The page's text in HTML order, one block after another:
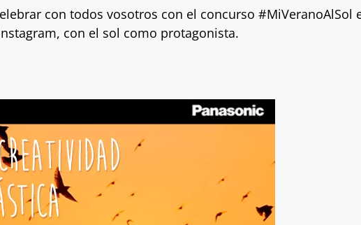
con todos vosotros con el concurso #MiVeranoAlSol
con el sol como protagonista.